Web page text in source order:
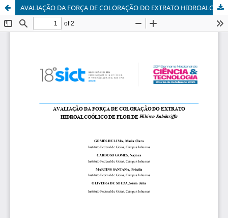
AVALIAÇÃO DA FORÇA DE COLORAÇÃO DO EXTRATO HIDROALCOÓLICO DE FLOR DE Hibisco Sabdariffa